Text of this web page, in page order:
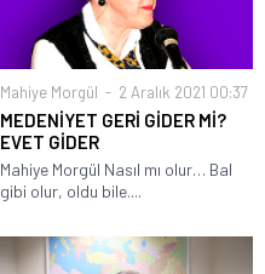
Mahiye Morgül 2 Aralık 2021 00:37
MEDENİYET GERİ GİDER Mİ?
EVET GİDER
Mahiye Morgül Nasıl mı olur… Bal
gibi olur, oldu bile....